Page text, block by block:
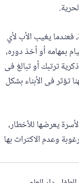
فعندما يغيب الأب لأي
بمهامه أو أخذ دوره،
ذكرية ترتبك أو تبالغ فى
تؤثر فى الأبناء بشكل
يعرضها للأخطار،
وعدم الاكتراث بها